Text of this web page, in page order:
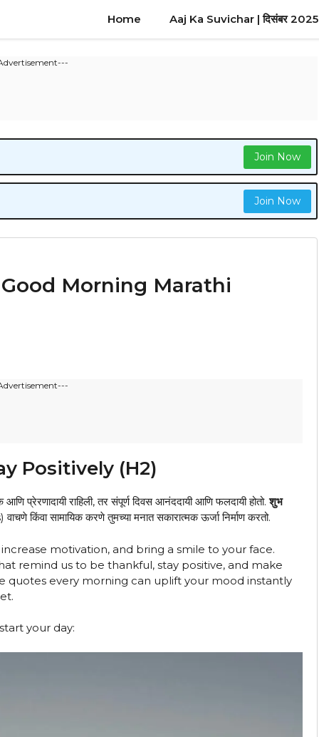
Home Aaj Ka Suvichar | दिसंबर 2025
Join Now
Join Now
| Good Morning Marathi
Positively (H2)
प्रेरणादायी राहिली, तर संपूर्ण दिवस आनंददायी आणि फलदायी होतो.शुभ
सामायिक करणे तुमच्या मनात सकारात्मक ऊर्जा निर्माण करतो.
motivation, and bring a smile to your face.
remind us to be thankful, stay positive, and make
quotes every morning can uplift your mood instantly
your day: